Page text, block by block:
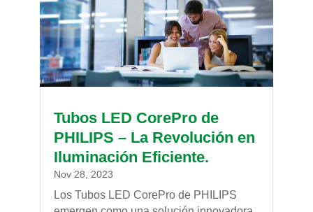
Tubos LED CorePro de
PHILIPS – La Revolución en
Iluminación Eficiente.
Nov 28, 2023
Los Tubos LED CorePro de PHILIPS